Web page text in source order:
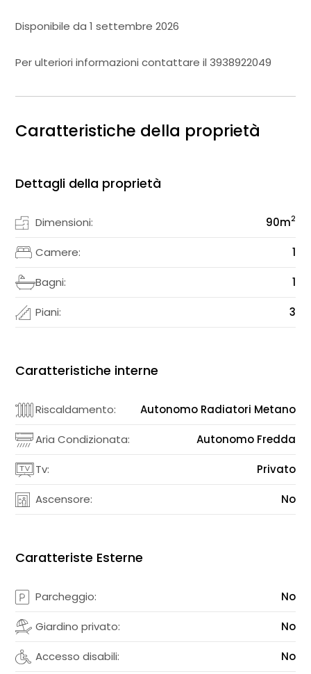
Disponibile da 1 settembre 2026
Per ulteriori informazioni contattare il 3938922049
Caratteristiche della proprietà
Dettagli della proprietà
Dimensioni: 90m2
Camere: 1
Bagni: 1
Piani: 3
Caratteristiche interne
Riscaldamento: Autonomo Radiatori Metano
Aria Condizionata: Autonomo Fredda
Tv: Privato
Ascensore: No
Caratteriste Esterne
Parcheggio: No
Giardino privato: No
Accesso disabili: No